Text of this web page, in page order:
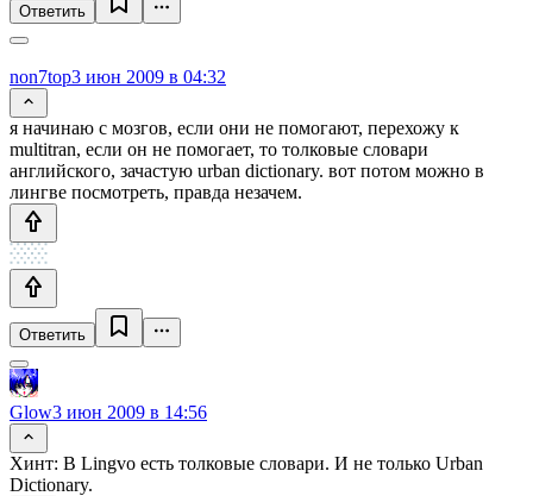
Ответить
non7top3 июн 2009 в 04:32
я начинаю с мозгов, если они не помогают, перехожу к
multitran, если он не помогает, то толковые словари
английского, зачастую urban dictionary. вот потом можно в
лингве посмотреть, правда незачем.
Ответить
Glow3 июн 2009 в 14:56
Хинт: В Lingvo есть толковые словари. И не только Urban
Dictionary.